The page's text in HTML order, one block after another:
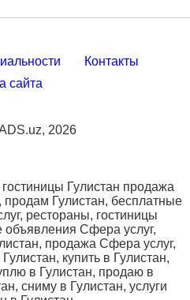
Контакты
сайта
2026
Гулистан продажа
продам Гулистан, бесплатные
рестораны, гостиницы
объявления Сфера услуг,
продажа Сфера услуг,
купить в Гулистан,
в Гулистан, продаю в
сниму в Гулистан, услуги